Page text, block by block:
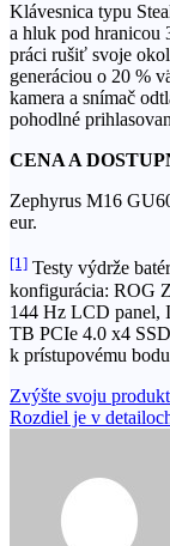
Klávesnica typu
a hluk pod hranicou
práci rušiť svoje
generáciou o 20 %
kamera a snímač
pohodlné
CENA A
Zephyrus M16
eur.
[1] Testy výdrže
konfigurácia: ROG
144 Hz LCD panel,
TB PCIe 4.0 x4
k prístupovému
Navigácia
v
Zvýšte svoju
Rozdiel je v